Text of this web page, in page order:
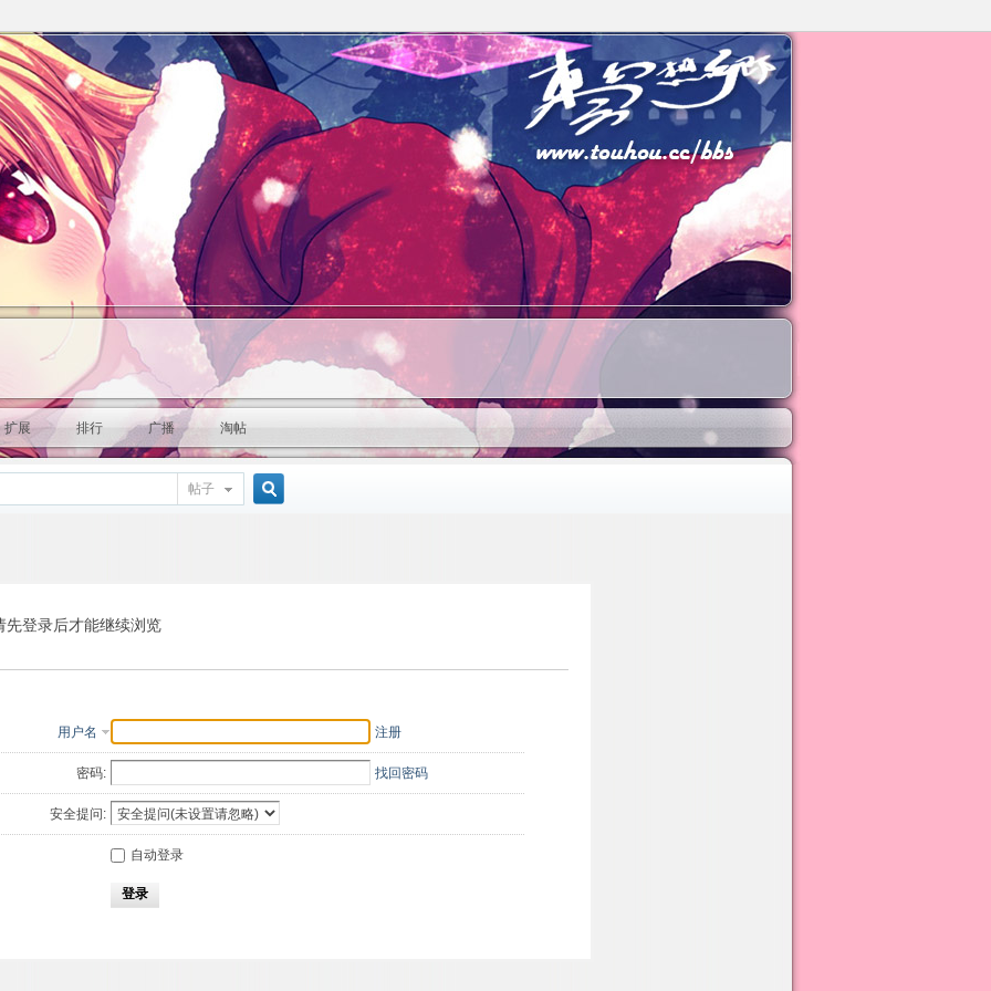
扩展 排行 广播 淘帖
帖子
先登录后才能继续浏览
用户名 注册
密码: 找回密码
安全提问:
自动登录
登录